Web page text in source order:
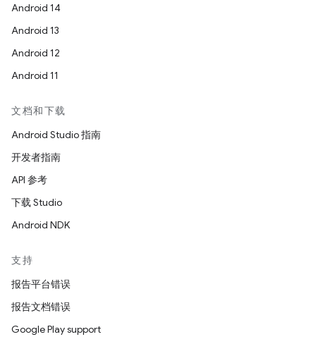
Android 14
Android 13
Android 12
Android 11
文档和下载
Android Studio 指南
开发者指南
API 参考
下载 Studio
Android NDK
支持
报告平台错误
报告文档错误
Google Play support